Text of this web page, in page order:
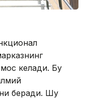
келади. Бу
беради. Шу